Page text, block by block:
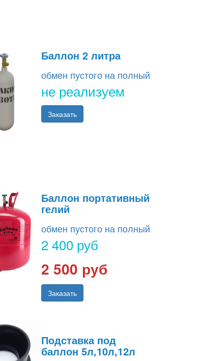
Баллон 2 литра
обмен пустого на полный
не реализуем
Заказать
Баллон портативный
гелий
обмен пустого на полный
2 400 руб
2 500 руб
Заказать
Подставка под
баллон 5л,10л,12л